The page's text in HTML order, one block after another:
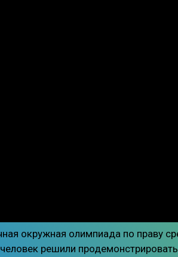
окружная олимпиада по праву
решили